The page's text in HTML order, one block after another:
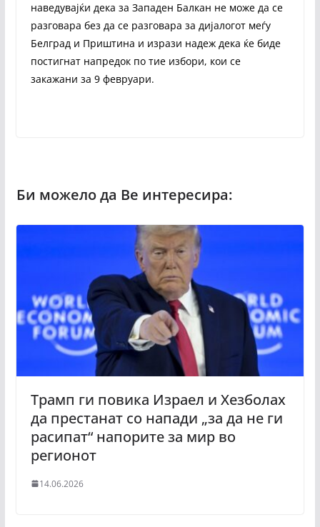
наведувајќи дека за Западен Балкан не може да се
разговара без да се разговара за дијалогот меѓу
Белград и Приштина и изрази надеж дека ќе биде
постигнат напредок по тие избори, кои се
закажани за 9 февруари.
Трамп ги повика Израел и Хезболах
да престанат со напади „за да не ги
расипат“ напорите за мир во
регионот
14.06.2026